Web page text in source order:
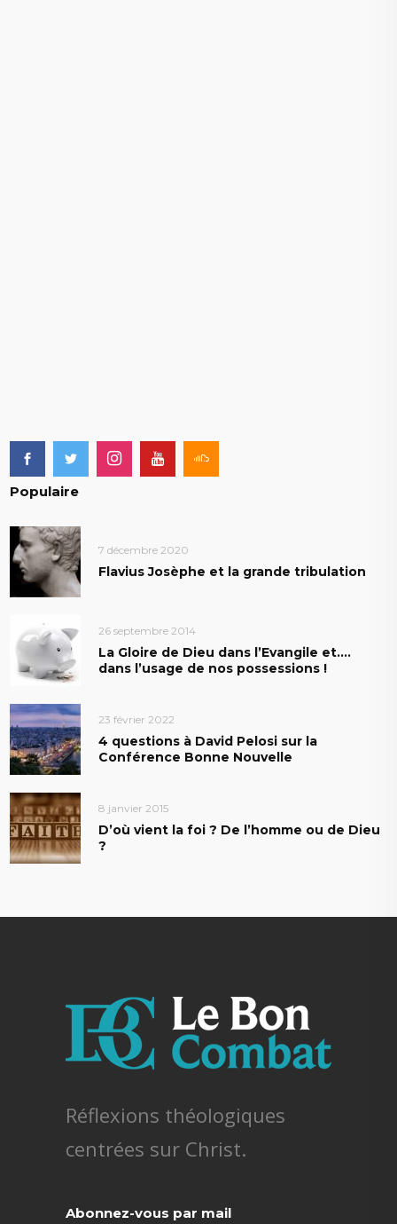
Populaire
7 décembre 2020
Flavius Josèphe et la grande tribulation
26 septembre 2014
La Gloire de Dieu dans l’Evangile et….
dans l’usage de nos possessions !
23 février 2022
4 questions à David Pelosi sur la
Conférence Bonne Nouvelle
8 janvier 2015
D’où vient la foi ? De l’homme ou de Dieu
?
Réflexions théologiques
centrées sur Christ.
Abonnez-vous par mail